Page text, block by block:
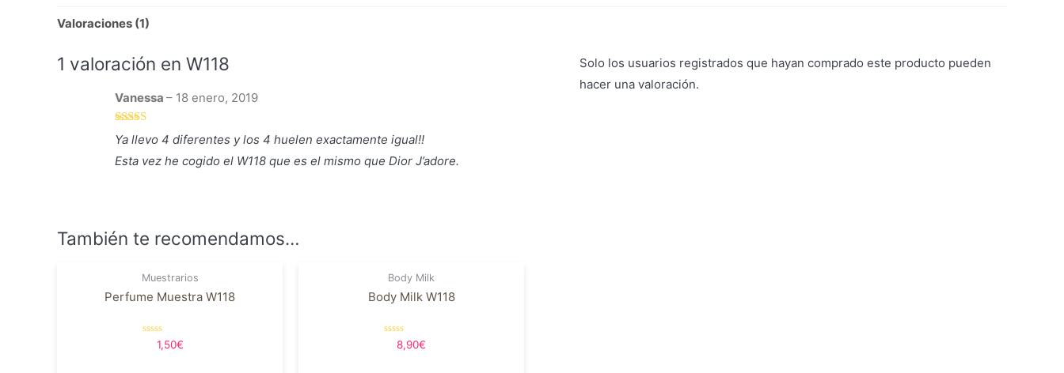
Valoraciones (1)
1 valoración en W118
Valorado en
5de 5
Vanessa – 18 enero, 2019
Ya llevo 4 diferentes y los 4 huelen exactamente igual!!
Esta vez he cogido el W118 que es el mismo que Dior J’adore.
Solo los usuarios registrados que hayan comprado este producto pueden
hacer una valoración.
También te recomendamos…
Muestrarios
Perfume Muestra W118
Valorado
1,50€
Body Milk
Body Milk W118
Valorado
8,90€